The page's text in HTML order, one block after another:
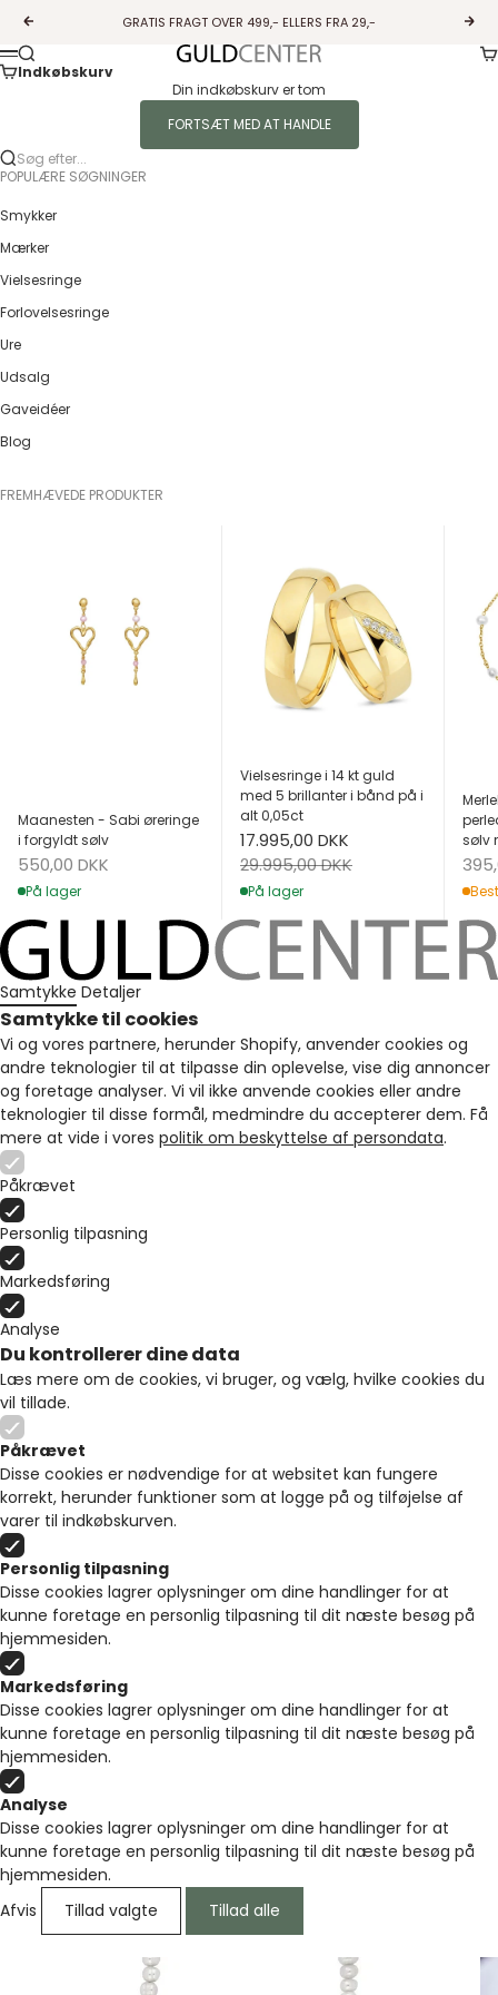
Forrige
GRATIS FRAGT OVER 499,- ELLERS FRA 29,-
Guldcenter
Menu
Søg
Indkøbskurv
Din indkøbskurv er tom
FORTSÆT MED AT HANDLE
Søg efter...
POPULÆRE SØGNINGER
Smykker
Mærker
Vielsesringe
Forlovelsesringe
Ure
Udsalg
Gaveidéer
Blog
FREMHÆVEDE PRODUKTER
Maanesten - Sabi øreringe
i forgyldt sølv
Salgspris
550,00 DKK
På lager
Vielsesringe i 14 kt guld
med 5 brillanter i bånd på i
alt 0,05ct
Salgspris
17.995,00 DKK
Normalpris
29.995,00 DKK
På lager
sølv
Samtykke Detaljer
Samtykke til cookies
Vi og vores partnere, herunder Shopify, anvender cookies og
andre teknologier til at tilpasse din oplevelse, vise dig annoncer
og foretage analyser. Vi vil ikke anvende cookies eller andre
teknologier til disse formål, medmindre du accepterer dem. Få
mere at vide i vores politik om beskyttelse af persondata.
Påkrævet
Personlig tilpasning
Markedsføring
Analyse
Du kontrollerer dine data
Læs mere om de cookies, vi bruger, og vælg, hvilke cookies du
vil tillade.
Påkrævet
Disse cookies er nødvendige for at websitet kan fungere
korrekt, herunder funktioner som at logge på og tilføjelse af
varer til indkøbskurven.
Personlig tilpasning
Disse cookies lagrer oplysninger om dine handlinger for at
kunne foretage en personlig tilpasning til dit næste besøg på
hjemmesiden.
Markedsføring
Disse cookies lagrer oplysninger om dine handlinger for at
kunne foretage en personlig tilpasning til dit næste besøg på
hjemmesiden.
Analyse
Disse cookies lagrer oplysninger om dine handlinger for at
kunne foretage en personlig tilpasning til dit næste besøg på
hjemmesiden.
Afvis
Tillad valgte Tillad alle